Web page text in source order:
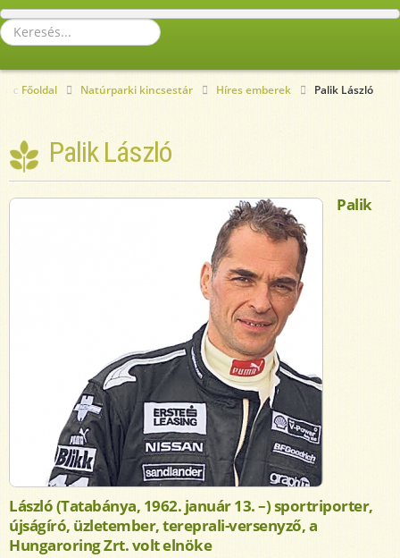
Keresés...
Főoldal Natúrparki kincsestár Híres emberek Palik László
Palik László
Palik
László(Tatabánya, 1962. január 13. –) sportriporter,
újságíró, üzletember, tereprali-versenyző, a
Hungaroring Zrt. volt elnöke